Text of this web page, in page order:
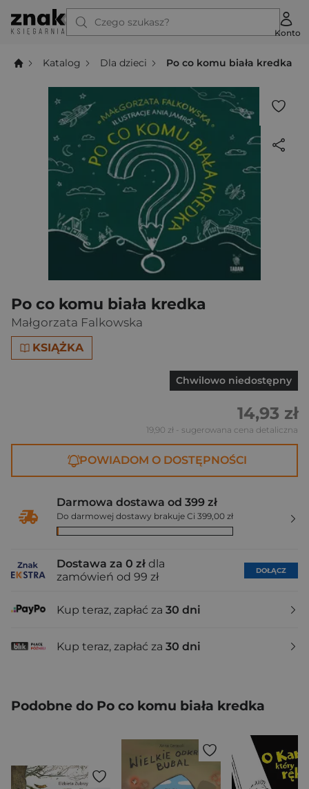
Czego szukasz?
Konto
Katalog Dla dzieci Po co komu biała kredka
Po co komu biała kredka
Małgorzata Falkowska
KSIĄŻKA
Chwilowo niedostępny
14,93 zł
19,90 zł - sugerowana cena detaliczna
POWIADOM O DOSTĘPNOŚCI
Darmowa dostawa od 399 zł
Do darmowej dostawy brakuje Ci 399,00 zł
Dostawa za 0 zł dla
zamówień od 99 zł
DOŁĄCZ
Kup teraz, zapłać za 30 dni
Kup teraz, zapłać za 30 dni
Podobne do Po co komu biała kredka